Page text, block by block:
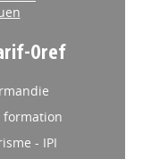
Oref
formation
- IPI